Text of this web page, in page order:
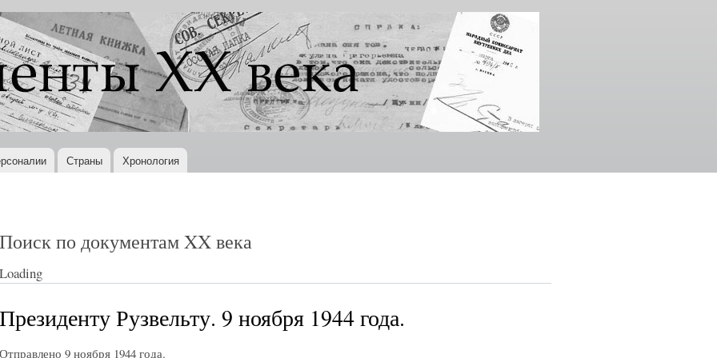
Перейти к
основному
содержанию
Страны Хронология
Поиск по документам XX века
Loading
Президенту Рузвельту. 9 ноября 1944 года.
Отправлено 9 ноября 1944 года.